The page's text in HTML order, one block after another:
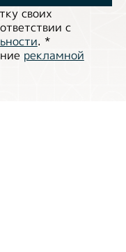
своих
с
. *
рекламной